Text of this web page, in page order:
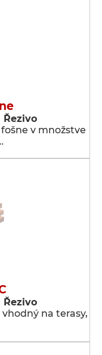
v množstve
na terasy,